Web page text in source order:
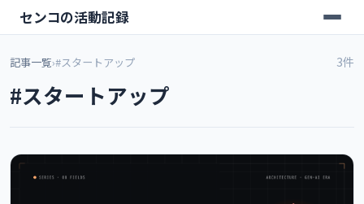
センコの活動記録
記事一覧›#スタートアップ
#スタートアップ
3件